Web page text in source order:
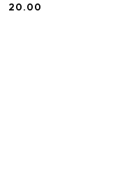
Cena:
20.00